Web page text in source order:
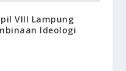
VIII Lampung
Ideologi